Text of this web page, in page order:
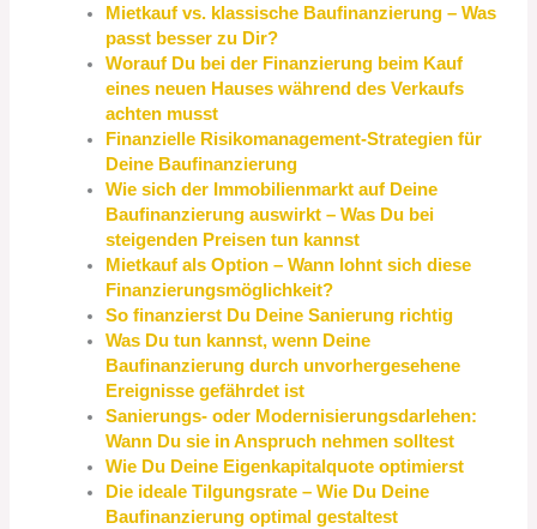
Mietkauf vs. klassische Baufinanzierung – Was
passt besser zu Dir?
Worauf Du bei der Finanzierung beim Kauf
eines neuen Hauses während des Verkaufs
achten musst
Finanzielle Risikomanagement-Strategien für
Deine Baufinanzierung
Wie sich der Immobilienmarkt auf Deine
Baufinanzierung auswirkt – Was Du bei
steigenden Preisen tun kannst
Mietkauf als Option – Wann lohnt sich diese
Finanzierungsmöglichkeit?
So finanzierst Du Deine Sanierung richtig
Was Du tun kannst, wenn Deine
Baufinanzierung durch unvorhergesehene
Ereignisse gefährdet ist
Sanierungs- oder Modernisierungsdarlehen:
Wann Du sie in Anspruch nehmen solltest
Wie Du Deine Eigenkapitalquote optimierst
Die ideale Tilgungsrate – Wie Du Deine
Baufinanzierung optimal gestaltest